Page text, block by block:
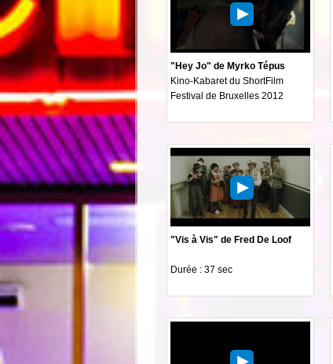
"Hey Jo" de Myrko Tépus
Kino-Kabaret du ShortFilm
Festival de Bruxelles 2012
"Vis à Vis" de Fred De Loof
Durée : 37 sec